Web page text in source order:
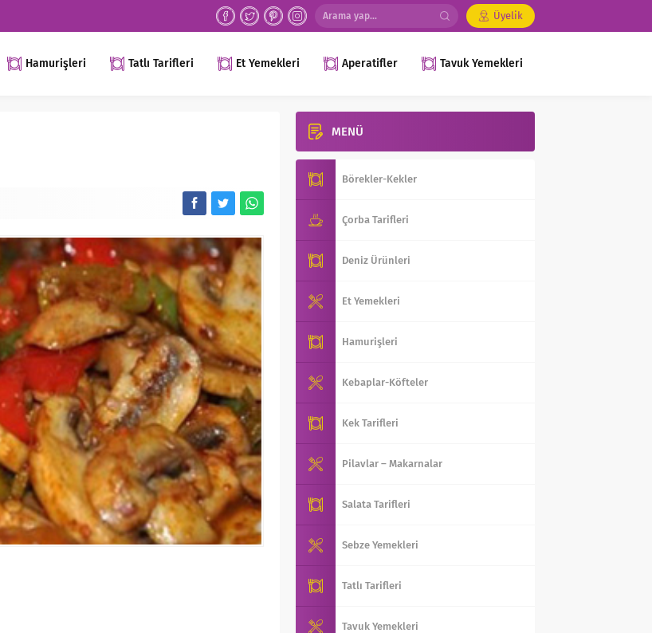
Üyelik
Hamurişleri Tatlı Tarifleri Et Yemekleri Aperatifler Tavuk Yemekleri
MENÜ
Börekler-Kekler
Çorba Tarifleri
Deniz Ürünleri
Et Yemekleri
Hamurişleri
Kebaplar-Köfteler
Kek Tarifleri
Pilavlar – Makarnalar
Salata Tarifleri
Sebze Yemekleri
Tatlı Tarifleri
Tavuk Yemekleri